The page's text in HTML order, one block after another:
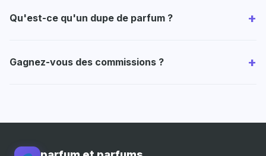
Qu'est-ce qu'un dupe de parfum ? +
Gagnez-vous des commissions ? +